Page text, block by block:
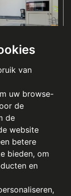
van
uw browse-
de
de
website
betere
bieden, om
en
,